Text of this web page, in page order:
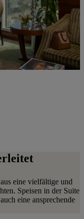
eine vielfältige und
Speisen in der Suite
eine ansprechende